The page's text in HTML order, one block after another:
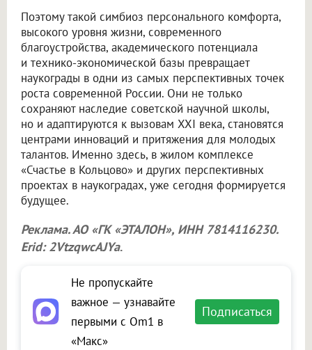
Поэтому такой симбиоз персонального комфорта,
высокого уровня жизни, современного
благоустройства, академического потенциала
и технико-экономической базы превращает
наукограды в одни из самых перспективных точек
роста современной России. Они не только
сохраняют наследие советской научной школы,
но и адаптируются к вызовам XXI века, становятся
центрами инноваций и притяжения для молодых
талантов. Именно здесь, в жилом комплексе
«Счастье в Кольцово» и других перспективных
проектах в наукоградах, уже сегодня формируется
будущее.
Реклама. АО «ГК «ЭТАЛОН», ИНН 7814116230.
Erid: 2VtzqwcAJYa.
Не пропускайте
важное — узнавайте
первыми с Om1 в
«Макс»
Подписаться